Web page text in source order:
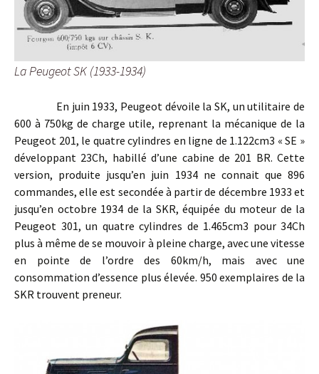
La Peugeot SK (1933-1934)
En juin 1933, Peugeot dévoile la SK, un utilitaire de
600 à 750kg de charge utile, reprenant la mécanique de la
Peugeot 201, le quatre cylindres en ligne de 1.122cm3 « SE »
développant 23Ch, habillé d’une cabine de 201 BR. Cette
version, produite jusqu’en juin 1934 ne connait que 896
commandes, elle est secondée à partir de décembre 1933 et
jusqu’en octobre 1934 de la SKR, équipée du moteur de la
Peugeot 301, un quatre cylindres de 1.465cm3 pour 34Ch
plus à même de se mouvoir à pleine charge, avec une vitesse
en pointe de l’ordre des 60km/h, mais avec une
consommation d’essence plus élevée. 950 exemplaires de la
SKR trouvent preneur.